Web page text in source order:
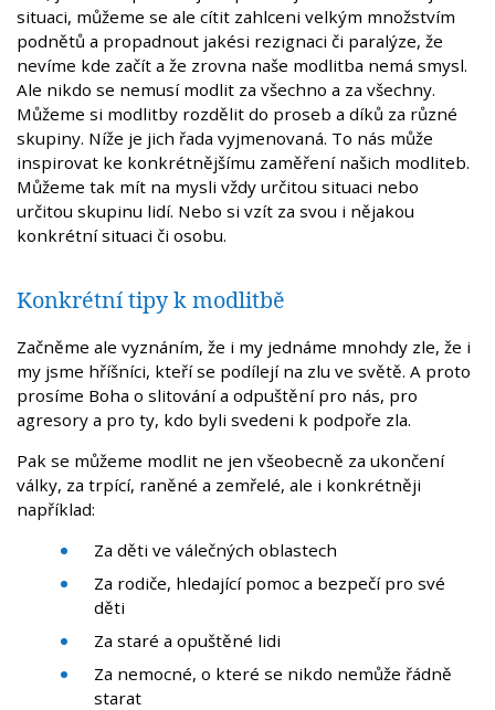
situaci, můžeme se ale cítit zahlceni velkým množstvím
podnětů a propadnout jakési rezignaci či paralýze, že
nevíme kde začít a že zrovna naše modlitba nemá smysl.
Ale nikdo se nemusí modlit za všechno a za všechny.
Můžeme si modlitby rozdělit do proseb a díků za různé
skupiny. Níže je jich řada vyjmenovaná. To nás může
inspirovat ke konkrétnějšímu zaměření našich modliteb.
Můžeme tak mít na mysli vždy určitou situaci nebo
určitou skupinu lidí. Nebo si vzít za svou i nějakou
konkrétní situaci či osobu.
Konkrétní tipy k modlitbě
Začněme ale vyznáním, že i my jednáme mnohdy zle, že i
my jsme hříšníci, kteří se podílejí na zlu ve světě. A proto
prosíme Boha o slitování a odpuštění pro nás, pro
agresory a pro ty, kdo byli svedeni k podpoře zla.
Pak se můžeme modlit ne jen všeobecně za ukončení
války, za trpící, raněné a zemřelé, ale i konkrétněji
například:
Za děti ve válečných oblastech
Za rodiče, hledající pomoc a bezpečí pro své
děti
Za staré a opuštěné lidi
Za nemocné, o které se nikdo nemůže řádně
starat